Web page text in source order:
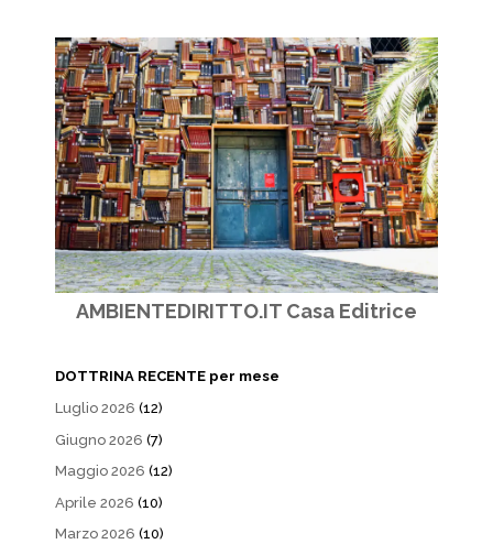
AMBIENTEDIRITTO.IT Casa Editrice
DOTTRINA RECENTE per mese
Luglio 2026 (12)
Giugno 2026 (7)
Maggio 2026 (12)
Aprile 2026 (10)
Marzo 2026 (10)